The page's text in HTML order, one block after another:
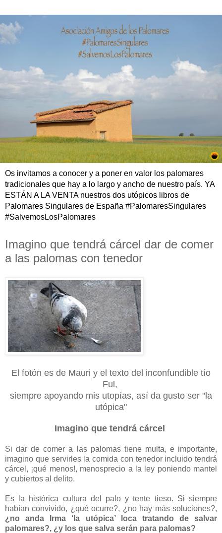
Os invitamos a conocer y a poner en valor los palomares
tradicionales que hay a lo largo y ancho de nuestro país. YA
ESTÁN A LA VENTA nuestros dos utópicos libros de
Palomares Singulares de España #PalomaresSingulares
#SalvemosLosPalomares
Imagino que tendrá cárcel dar de comer
a las palomas con tenedor
El fotón es de Mauri y el texto del inconfundible tío
Ful,
siempre apoyando mis utopías, así da gusto ser "la
utópica"
Imagino que tendrá cárcel
Si dar de comer a las palomas tiene multa, e importante,
imagino que servirles la comida con tenedor incluido tendrá
cárcel, ¡qué menos!, menosprecio a la ley poniendo mantel
y cubiertos al delito.
Es la histórica cultura del palo y tente tieso. Si siempre
habían convivido, ¿qué ocurre?, ¿no hay más soluciones?,
¿no anda Irma ‘la utópica’ loca tratando de salvar
palomares?, ¿y los que salva serán para palomas?